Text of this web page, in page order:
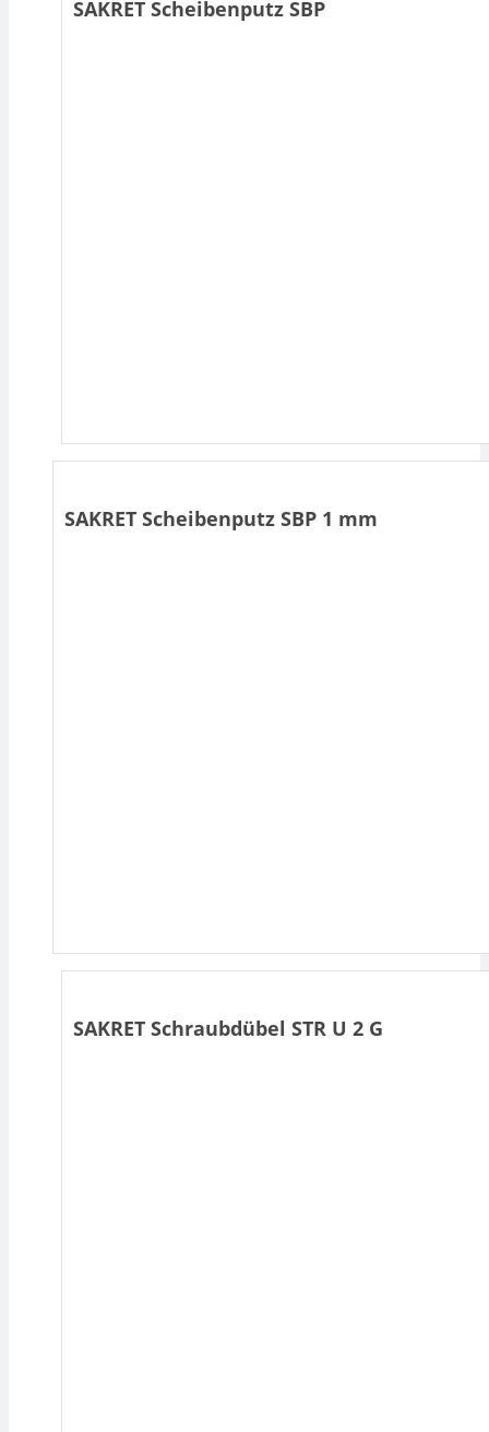
SAKRET Scheibenputz SBP
SAKRET Scheibenputz SBP 1 mm
SAKRET Schraubdübel STR U 2 G